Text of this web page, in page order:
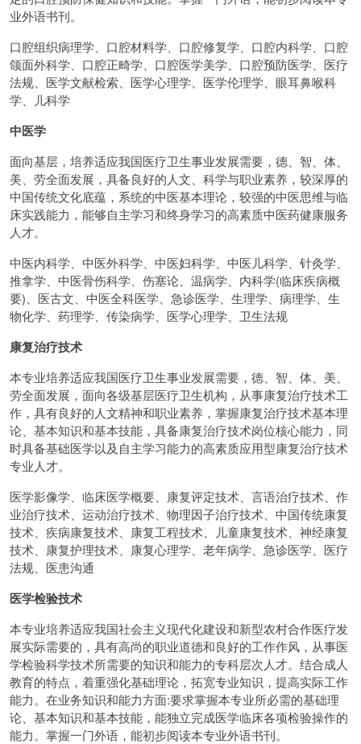
业外语书刊。
口腔组织病理学、口腔材料学、口腔修复学、口腔内科学、口腔
颌面外科学、口腔正畸学、口腔医学美学、口腔预防医学、医疗
法规、医学文献检索、医学心理学、医学伦理学、眼耳鼻喉科
学、儿科学
中医学
面向基层，培养适应我国医疗卫生事业发展需要，德、智、体、
美、劳全面发展，具备良好的人文、科学与职业素养，较深厚的
中国传统文化底蕴，系统的中医基本理论，较强的中医思维与临
床实践能力，能够自主学习和终身学习的高素质中医药健康服务
人才。
中医内科学、中医外科学、中医妇科学、中医儿科学、针灸学、
推拿学、中医骨伤科学、伤塞论、温病学、内科学(临床疾病概
要)、医古文、中医全科医学、急诊医学、生理学、病理学、生
物化学、药理学、传染病学、医学心理学、卫生法规
康复治疗技术
本专业培养适应我国医疗卫生事业发展需要，德、智、体、美、
劳全面发展，面向各级基层医疗卫生机构，从事康复治疗技术工
作，具有良好的人文精神和职业素养，掌握康复治疗技术基本理
论、基本知识和基本技能，具备康复治疗技术岗位核心能力，同
时具备基础医学以及自主学习能力的高素质应用型康复治疗技术
专业人才。
医学影像学、临床医学概要、康复评定技术、言语治疗技术、作
业治疗技术、运动治疗技术、物理因子治疗技术、中国传统康复
技术、疾病康复技术、康复工程技术、儿童康复技术、神经康复
技术、康复护理技术、康复心理学、老年病学、急诊医学、医疗
法规、医患沟通
医学检验技术
本专业培养适应我国社会主义现代化建设和新型农村合作医疗发
展实际需要的，具有高尚的职业道德和良好的工作作风，从事医
学检验科学技术所需要的知识和能力的专科层次人才。结合成人
教育的特点，着重强化基础理论，拓宽专业知识，提高实际工作
能力。在业务知识和能力方面:要求掌握本专业所必需的基础理
论、基本知识和基本技能，能独立完成医学临床各项检验操作的
能力。掌握一门外语，能初步阅读本专业外语书刊。